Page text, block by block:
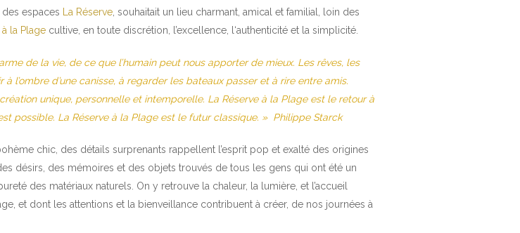
des espaces La Réserve , souhaitait un lieu charmant, amical et familial, loin des
à la Plage cultive, en toute discrétion, l’excellence, l‘authenticité et la simplicité.
de la vie, de ce que l’humain peut nous apporter de mieux. Les rêves, les
l’ombre d’une canisse, à regarder les bateaux passer et à rire entre amis.
unique, personnelle et intemporelle. La Réserve à la Plage est le retour à
possible. La Réserve à la Plage est le futur classique. » Philippe Starck
chic, des détails surprenants rappellent l’esprit pop et exalté des origines
désirs, des mémoires et des objets trouvés de tous les gens qui ont été un
des matériaux naturels. On y retrouve la chaleur, la lumière, et l’accueil
et dont les attentions et la bienveillance contribuent à créer, de nos journées à